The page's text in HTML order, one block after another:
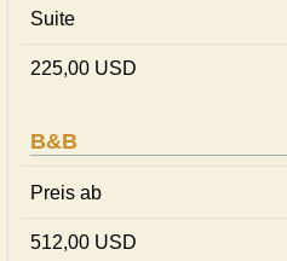
Suite
225,00 USD
B&B
Preis ab
512,00 USD